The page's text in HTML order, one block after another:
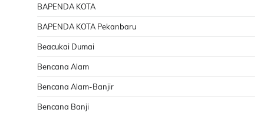
BAPENDA KOTA
BAPENDA KOTA Pekanbaru
Beacukai Dumai
Bencana Alam
Bencana Alam-Banjir
Bencana Banji